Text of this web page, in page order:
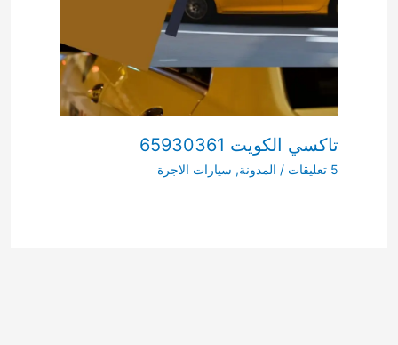
تاكسي الكويت 65930361
5 تعليقات / المدونة, سيارات الاجرة